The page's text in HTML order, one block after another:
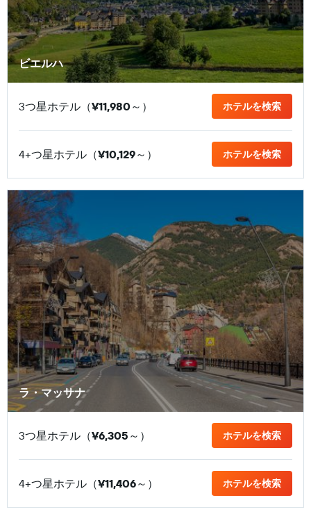
ビエルハ
3つ星ホテル（¥11,980​～） ホテルを検索
4+つ星ホテル（¥10,129​～） ホテルを検索
ラ・マッサナ
3つ星ホテル（¥6,305 ​～） ホテルを検索
4+つ星ホテル（¥11,406​～） ホテルを検索